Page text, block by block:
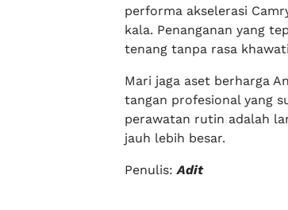
performa akselerasi
kala. Penanganan yang
tenang tanpa rasa
Mari jaga aset berharga
tangan profesional yang
perawatan rutin adalah
jauh lebih besar.
Penulis:Adit